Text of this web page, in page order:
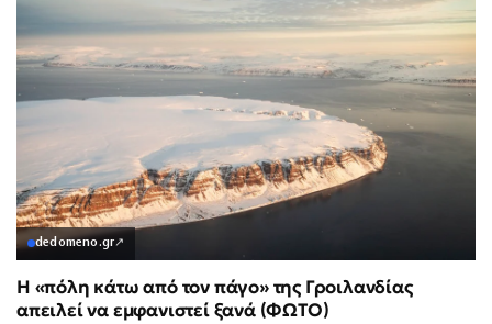
dedomeno.gr↗
Η «πόλη κάτω από τον πάγο» της Γροιλανδίας
απειλεί να εμφανιστεί ξανά (ΦΩΤΟ)